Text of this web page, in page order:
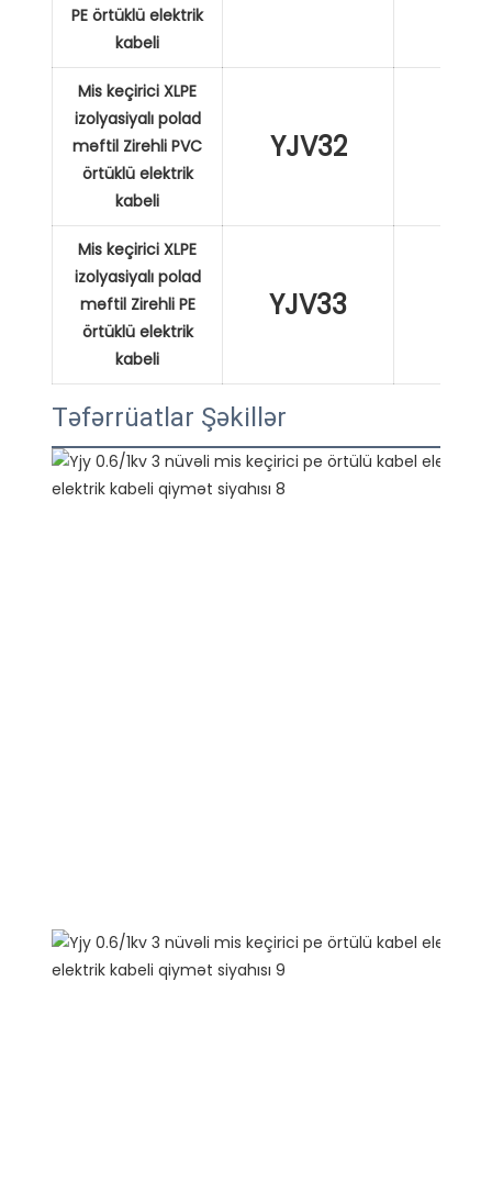
PE örtüklü elektrik
kabeli
Mis keçirici XLPE
izolyasiyalı polad
məftil Zirehli PVC
örtüklü elektrik
kabeli
YJV32
Mis keçirici XLPE
izolyasiyalı polad
məftil Zirehli PE
örtüklü elektrik
kabeli
YJV33
Təfərrüatlar Şəkillər